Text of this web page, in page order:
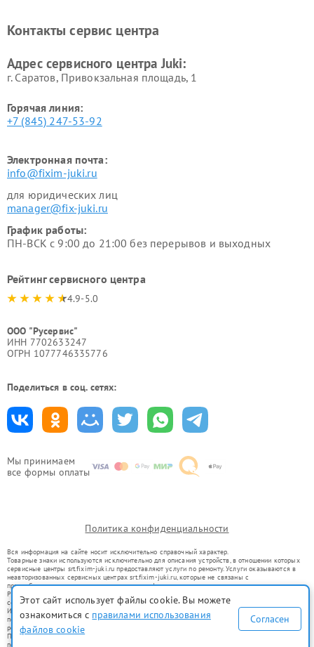
Мы принимаем
все формы оплаты
Контакты сервис центра
Адрес сервисного центра Juki:
г. Саратов, Привокзальная площадь, 1
Горячая линия:
+7 (845) 247-53-92
Электронная почта:
info@fixim-juki.ru
для юридических лиц
manager@fix-juki.ru
График работы:
ПН-ВСК с 9:00 до 21:00 без перерывов и выходных
Рейтинг сервисного центра
4.9-5.0
ООО "Русервис"
ИНН 7702633247
ОГРН 1077746335776
Поделиться в соц. сетях:
Политика конфиденциальности
Вся информация на сайте носит исключительно справочный характер.
Товарные знаки используются исключительно для описания устройств, в отношении которых
сервисные центры srt.fixim-juki.ru предоставляют услуги по ремонту. Услуги оказываются в
неавторизованных сервисных центрах srt.fixim-juki.ru, которые не связаны с
правообладателями товарных знаков или их официальными представителями.
Ремонт осуществляется для устройств, уже введенных в гражданский оборот в соответствии
со статьей 1487 ГК РФ.
Использование товарных знаков не преследует цели индивидуализации услуг или введения
потребителей в заблуждение, а служит для информирования о предоставляемых услугах по
ремонту техники указанных брендов.
Представленная на сайте информация не является публичной офертой, определяемой
положениями Статьи 437(2) Гражданского кодекса РФ
Этот сайт использует файлы cookie. Вы можете
ознакомиться с правилами использования
файлов cookie
Согласен